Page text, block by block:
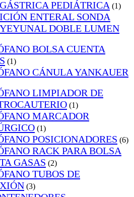
PEDIÁTRICA (1)
ENTERAL SONDA
DOBLE LUMEN
BOLSA CUENTA
(1)
CÁNULA YANKAUER
LIMPIADOR DE
(1)
MARCADOR
(1)
POSICIONADORES (6)
RACK PARA BOLSA
GASAS (2)
TUBOS DE
(3)